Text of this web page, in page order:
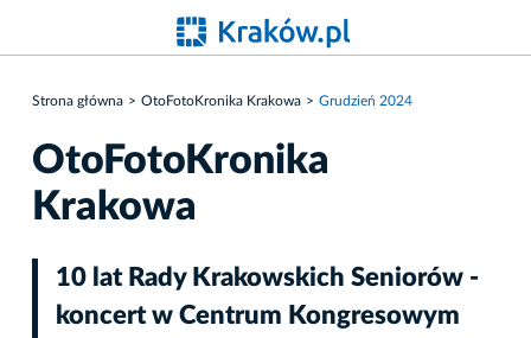
Strona główna OtoFotoKronika Krakowa Grudzień 2024
OtoFotoKronika
Krakowa
10 lat Rady Krakowskich Seniorów -
koncert w Centrum Kongresowym